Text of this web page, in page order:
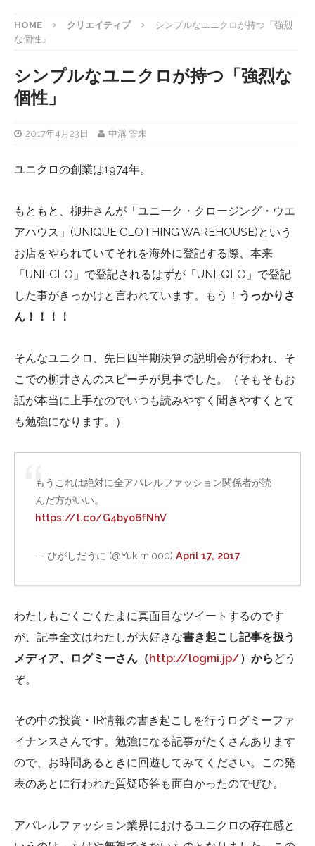
HOME クリエイティブ
シンプルなユニクロが持つ「強烈
な個性」
シンプルなユニクロが持つ「強烈な
個性」
2017年4月23日 中溝 雪未
ユニクロの創業は1974年。
もともと、柳井さんが「ユニーク・クロージング・ウエ
アハウス」(UNIQUE CLOTHING WAREHOUSE)という
お店をやられていてそれを海外に登記する際、本来
「UNI-CLO」で登記されるはずが「UNI-QLO」で登記
した事がきっかけと言われています。もう！ うっかりさ
ん！！！！
そんなユニクロ、先日四半期決算の説明会が行われ、そ
こでの柳井さんのスピーチが見事でした。（そもそもお
話が本当に上手なのでいつも読みやすく聞きやすくとて
も勉強になります。）
もうこれは絶対に全アパレルファッション関係者が読
んだ方がいい。
https://t.co/G4byo6fNhV
— ひがしだうに (@Yukimi000) April 17, 2017
わたしもごくごくたまに真面目なツイートするのです
が、記事全文はわたしが大好きな書き起こし記事を扱う
メディア、ログミーさん（http://logmi.jp/）から どう
ぞ。
その中の投資・IR情報の書き起こしを行うログミーファ
イナンスさんです。勉強になる記事がたくさんあります
ので、お時間あるときに回遊してみてください。この発
表のあとに行われた質疑応答も面白かったのでぜひ。
アパレルファッション業界におけるユニクロの存在感と